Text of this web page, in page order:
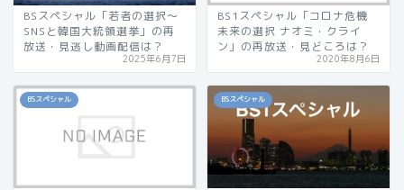
BSスペシャル「若者の選択〜
SNSと韓国大統領選挙」の再
放送・見逃し動画配信は？
2025年6月7日
BS1スペシャル「コロナ危機
未来の選択 ナオミ・クライ
ン」の再放送・見どころは？
2020年8月6日
BSスペシャル BSスペシャル